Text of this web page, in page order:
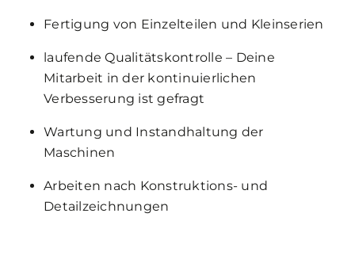
Fertigung von Einzelteilen und Kleinserien
laufende Qualitätskontrolle – Deine
Mitarbeit in der kontinuierlichen
Verbesserung ist gefragt
Wartung und Instandhaltung der
Maschinen
Arbeiten nach Konstruktions- und
Detailzeichnungen